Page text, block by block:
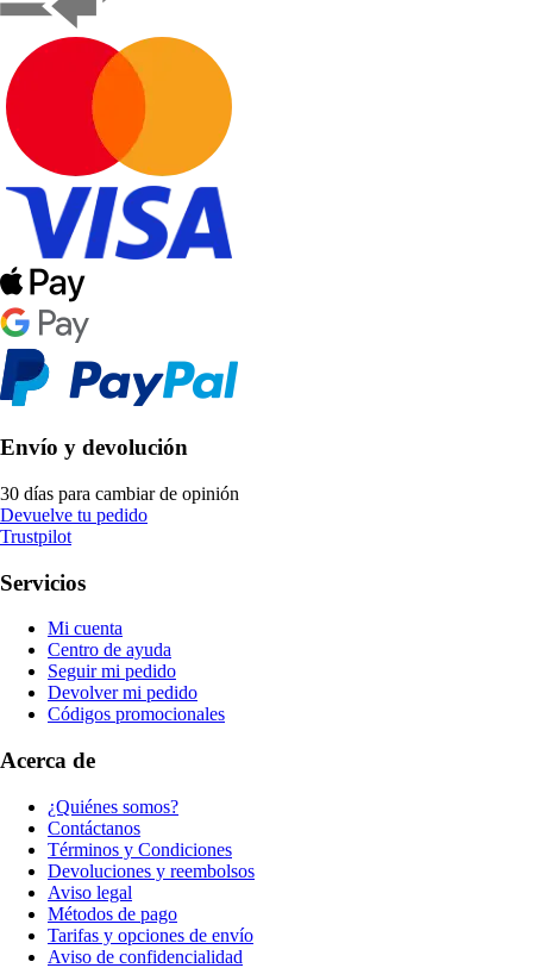
Envío y devolución
30 días para cambiar de opinión
Devuelve tu pedido
Trustpilot
Servicios
Mi cuenta
Centro de ayuda
Seguir mi pedido
Devolver mi pedido
Códigos promocionales
Acerca de
¿Quiénes somos?
Contáctanos
Términos y Condiciones
Devoluciones y reembolsos
Aviso legal
Métodos de pago
Tarifas y opciones de envío
Aviso de confidencialidad